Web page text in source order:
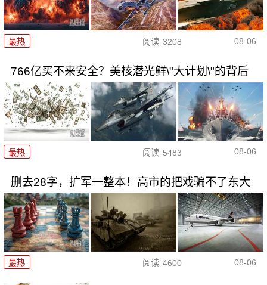
最热 阅读 3208 08-06
766亿买不来安全？美核潜光鲜\"大计划\"的背后
最热 阅读 5483 08-06
删去28字，扩军一整本！高市的把戏骗不了东大
最热 阅读 4600 08-06